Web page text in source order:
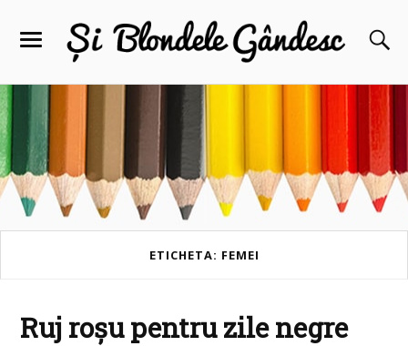
ETICHETA: FEMEI
Ruj roșu pentru zile negre